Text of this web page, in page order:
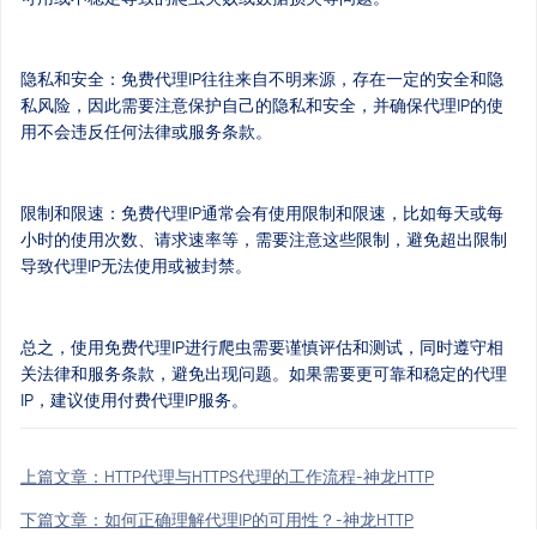
隐私和安全：免费代理IP往往来自不明来源，存在一定的安全和隐
私风险，因此需要注意保护自己的隐私和安全，并确保代理IP的使
用不会违反任何法律或服务条款。
限制和限速：免费代理IP通常会有使用限制和限速，比如每天或每
小时的使用次数、请求速率等，需要注意这些限制，避免超出限制
导致代理IP无法使用或被封禁。
总之，使用免费代理IP进行爬虫需要谨慎评估和测试，同时遵守相
关法律和服务条款，避免出现问题。如果需要更可靠和稳定的代理
IP，建议使用付费代理IP服务。
上篇文章： HTTP代理与HTTPS代理的工作流程-神龙HTTP
下篇文章： 如何正确理解代理IP的可用性？-神龙HTTP